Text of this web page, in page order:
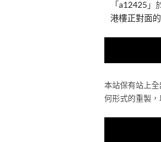
「a12425 」
港樓正對面
本站保有站上
何形式的重製，